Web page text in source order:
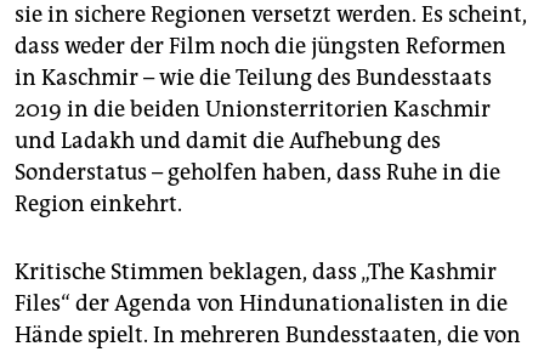
sie in sichere Regionen versetzt werden. Es scheint,
dass weder der Film noch die jüngsten Reformen
in Kaschmir – wie die Teilung des Bundesstaats
2019 in die beiden Unionsterritorien Kaschmir
und Ladakh und damit die Aufhebung des
Sonderstatus – geholfen haben, dass Ruhe in die
Region einkehrt.
Kritische Stimmen beklagen, dass „The Kashmir
Files“ der Agenda von Hindunationalisten in die
Hände spielt. In mehreren Bundesstaaten, die von